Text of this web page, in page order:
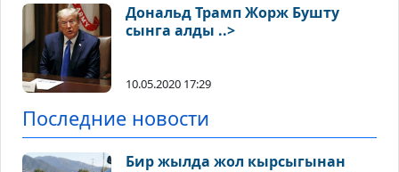
Дональд Трамп Жорж Бушту
сынга алды ..>
10.05.2020 17:29
Последние новости
Бир жылда жол кырсыгынан